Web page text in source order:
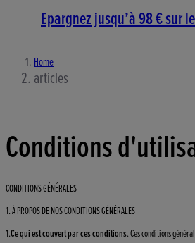
Epargnez jusqu’à 98 € sur
Home
articles
Conditions
CONDITIONS GÉNÉRALES
1. À PROPOS DE NOS CONDITIONS GÉNÉRALES
1.Ce qui est couvert par ces conditions. Ces conditions